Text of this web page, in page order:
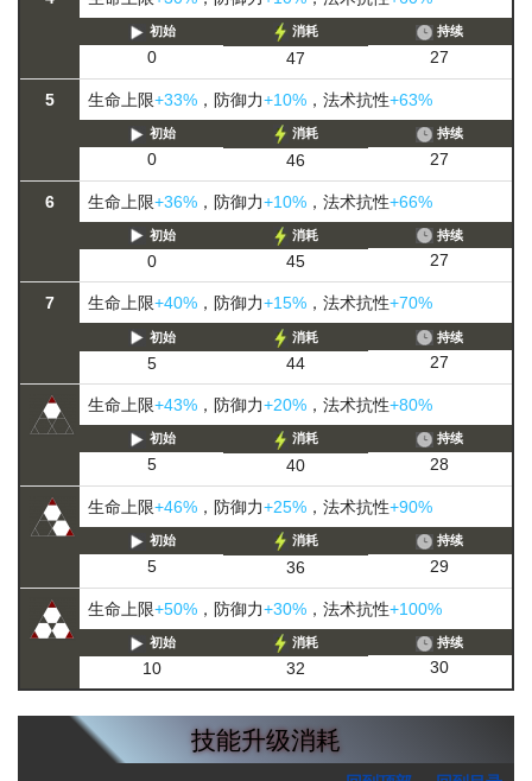
初始
0
消耗
47
持续
27
5 生命上限+33% ，防御力+10% ，法术抗性+63%
初始
0
消耗
46
持续
27
6 生命上限+36% ，防御力+10% ，法术抗性+66%
初始
0
消耗
45
持续
27
7 生命上限+40% ，防御力+15% ，法术抗性+70%
初始
5
消耗
44
持续
27
生命上限+43% ，防御力+20% ，法术抗性+80%
初始
5
消耗
40
持续
28
生命上限+46% ，防御力+25% ，法术抗性+90%
初始
5
消耗
36
持续
29
生命上限+50% ，防御力+30% ，法术抗性+100%
初始
10
消耗
32
持续
30
技能升级消耗